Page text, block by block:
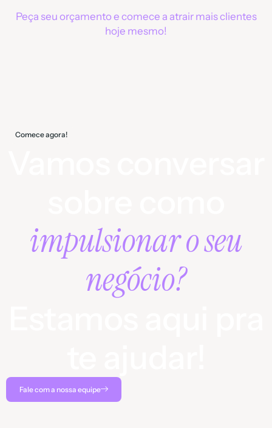
Peça seu orçamento e comece a atrair mais clientes
hoje mesmo!
Comece agora!
impulsionar o seu
negócio?
Fale com a nossa equipe